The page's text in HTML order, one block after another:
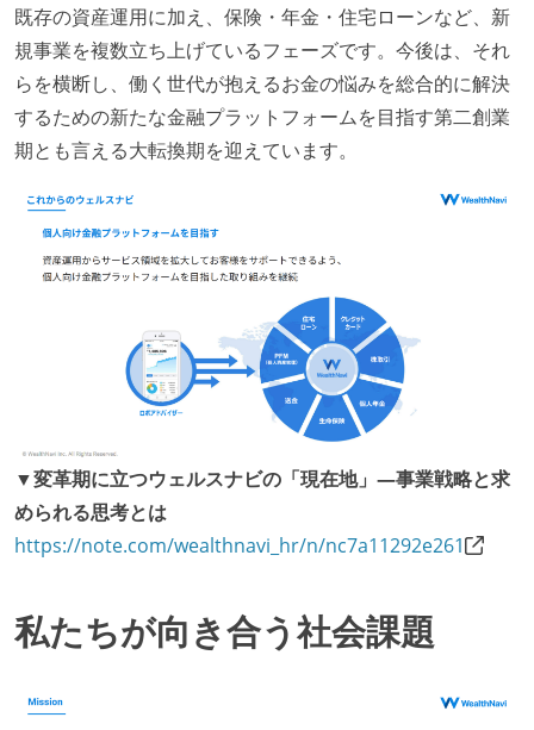
既存の資産運用に加え、保険・年金・住宅ローンなど、新
規事業を複数立ち上げているフェーズです。今後は、それ
らを横断し、働く世代が抱えるお金の悩みを総合的に解決
するための新たな金融プラットフォームを目指す第二創業
期とも言える大転換期を迎えています。
▼変革期に立つウェルスナビの「現在地」―事業戦略と求
められる思考とは
https://note.com/wealthnavi_hr/n/nc7a11292e261
私たちが向き合う社会課題